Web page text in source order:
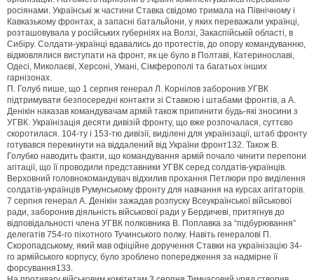
росіянами. Українські ж частини Ставка свідомо тримала на Північному і
Кавказькому фронтах, а запасні батальйони, у яких переважали українці,
розташовувала у російських губерніях на Волзі, Закаспійській області, в
Сибіру. Солдати-українці вдавались до протестів, до опору командуванню,
відмовлялися виступати на фронт, як це було в Полтаві, Катеринославі,
Одесі, Миколаєві, Херсоні, Умані, Сімферополі та багатьох інших
гарнізонах.
П. Голуб пише, що 1 серпня генерал Л. Корнілов заборонив УГВК
підтримувати безпосередні контакти зі Ставкою і штабами фронтів, а А.
Денікін наказав командувачам армій також припинити будь-які зносини з
УГВК. Українізація десяти дивізій фронту, що вже розпочалася, суттєво
скоротилася. 104-ту і 153-тю дивізії, виділені для українізації, штаб фронту
готувався перекинути на віддалений від України фронт132. Також В.
Голубко наводить факти, що командування армій почало чинити перепони
агітації, що її проводили представники УГВК серед солдатів-українців.
Верховний головнокомандувач відхилив прохання Петлюри про виділення
солдатів-українців Румунському фронту для навчання на курсах агітаторів.
7 серпня генерал А. Денікін зажадав розпуску Всеукраїнської військової
ради, заборонив діяльність військової ради у Бердичеві, притягнув до
відповідальності члена УГВК полковника В. Поплавка за “підбурювання”
делегатів 754-го піхотного Тучинського полку. Навіть генералові П.
Скоропадському, який мав офіційне доручення Ставки на українізацію 34-
го армійського корпусу, було зроблено попередження за надмірне її
форсування133.